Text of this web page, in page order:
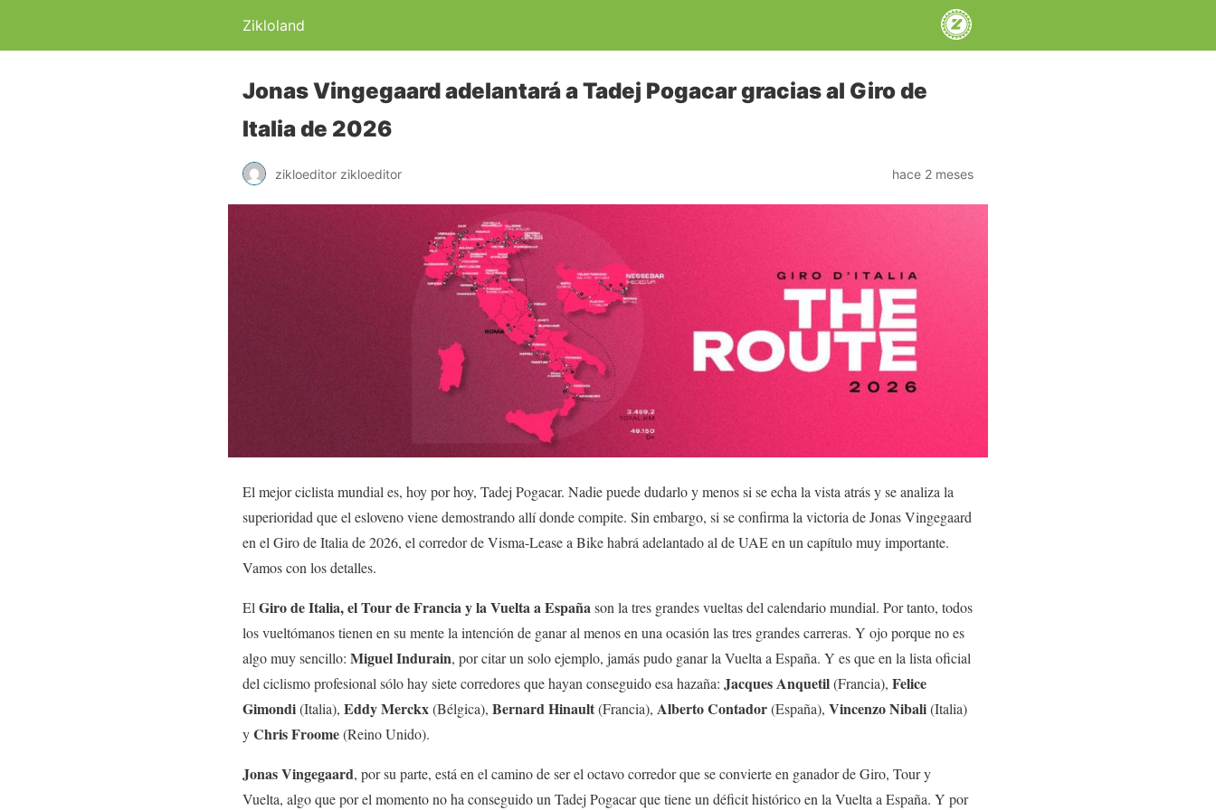
Zikloland
Jonas Vingegaard adelantará a Tadej Pogacar gracias al Giro de
Italia de 2026
zikloeditor zikloeditor hace 2 meses
El mejor ciclista mundial es, hoy por hoy, Tadej Pogacar. Nadie puede dudarlo y menos si se echa la vista atrás y se analiza la
superioridad que el esloveno viene demostrando allí donde compite. Sin embargo, si se confirma la victoria de Jonas Vingegaard
en el Giro de Italia de 2026, el corredor de Visma-Lease a Bike habrá adelantado al de UAE en un capítulo muy importante.
Vamos con los detalles.
El Giro de Italia, el Tour de Francia y la Vuelta a Españason la tres grandes vueltas del calendario mundial. Por tanto, todos
los vueltómanos tienen en su mente la intención de ganar al menos en una ocasión las tres grandes carreras. Y ojo porque no es
algo muy sencillo: Miguel Indurain, por citar un solo ejemplo, jamás pudo ganar la Vuelta a España. Y es que en la lista oficial
del ciclismo profesional sólo hay siete corredores que hayan conseguido esa hazaña: Jacques Anquetil(Francia), Felice
Gimondi(Italia), Eddy Merckx(Bélgica), Bernard Hinault(Francia), Alberto Contador(España), Vincenzo Nibali(Italia)
yChris Froome(Reino Unido).
Jonas Vingegaard, por su parte, está en el camino de ser el octavo corredor que se convierte en ganador de Giro, Tour y
Vuelta, algo que por el momento no ha conseguido un Tadej Pogacar que tiene un déficit histórico en la Vuelta a España. Y por